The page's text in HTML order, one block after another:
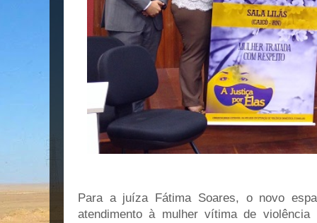
Para a juíza Fátima Soares, o novo
atendimento à mulher vítima de violência